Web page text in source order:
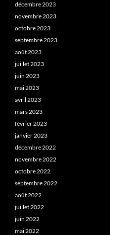
décembre 2023
novembre 2023
octobre 2023
septembre 2023
août 2023
juillet 2023
juin 2023
mai 2023
avril 2023
mars 2023
février 2023
janvier 2023
décembre 2022
novembre 2022
octobre 2022
septembre 2022
août 2022
juillet 2022
juin 2022
mai 2022